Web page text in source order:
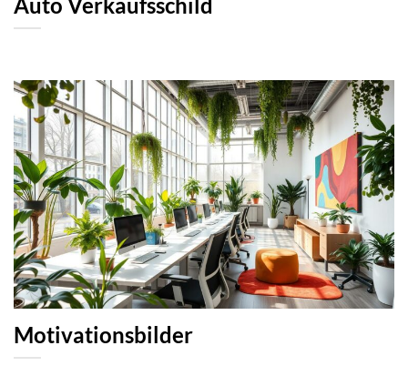
Auto Verkaufsschild
Motivationsbilder